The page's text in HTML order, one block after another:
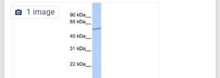
1 image